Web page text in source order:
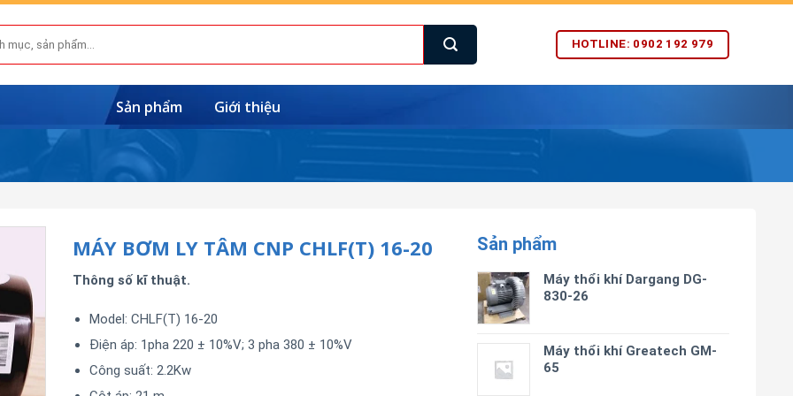
HOTLINE: 0902 192 979
Sản phẩm Giới thiệu
Sản phẩm
Máy thổi khí Dargang DG-
830-26
Máy thổi khí Greatech GM-
65
MÁY BƠM LY TÂM CNP CHLF(T) 16-20
Thông số kĩ thuật.
Model: CHLF(T) 16-20
Điện áp: 1pha 220 ± 10%V; 3 pha 380 ± 10%V
Công suất: 2.2Kw